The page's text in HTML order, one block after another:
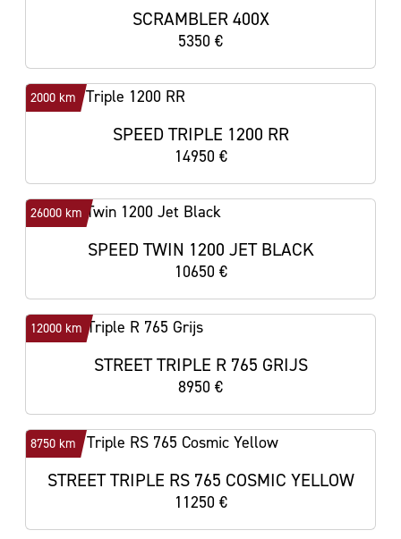
SCRAMBLER 400X
5350 €
2000 km
SPEED TRIPLE 1200 RR
14950 €
26000 km
SPEED TWIN 1200 JET BLACK
10650 €
12000 km
STREET TRIPLE R 765 GRIJS
8950 €
8750 km
STREET TRIPLE RS 765 COSMIC YELLOW
11250 €